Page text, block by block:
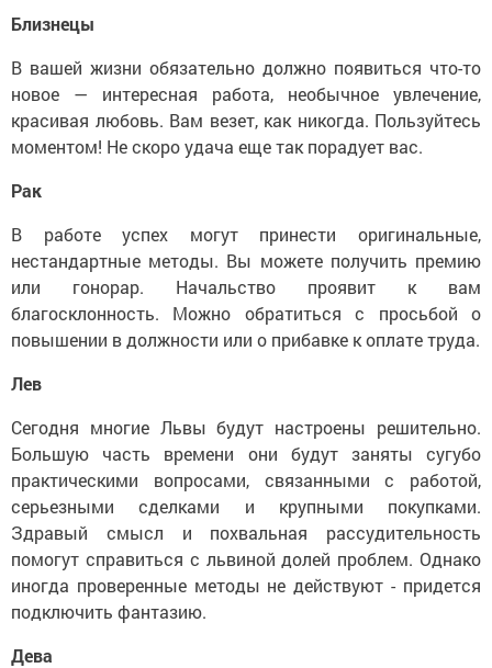
Близнецы
В вашей жизни обязательно должно появиться что-то
новое — интересная работа, необычное увлечение,
красивая любовь. Вам везет, как никогда. Пользуйтесь
моментом! Не скоро удача еще так порадует вас.
Рак
В работе успех могут принести оригинальные,
нестандартные методы. Вы можете получить премию
или гонорар. Начальство проявит к вам
благосклонность. Можно обратиться с просьбой о
повышении в должности или о прибавке к оплате труда.
Лев
Сегодня многие Львы будут настроены решительно.
Большую часть времени они будут заняты сугубо
практическими вопросами, связанными с работой,
серьезными сделками и крупными покупками.
Здравый смысл и похвальная рассудительность
помогут справиться с львиной долей проблем. Однако
иногда проверенные методы не действуют - придется
подключить фантазию.
Дева